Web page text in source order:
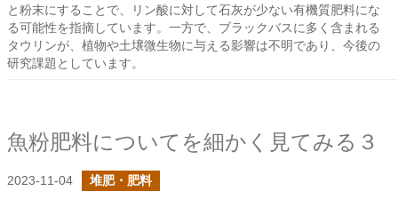
と粉末にすることで、リン酸に対して石灰が少ない有機質肥料にな
る可能性を指摘しています。一方で、ブラックバスに多く含まれる
タウリンが、植物や土壌微生物に与える影響は不明であり、今後の
研究課題としています。
魚粉肥料についてを細かく見てみる３
2023-11-04 堆肥・肥料